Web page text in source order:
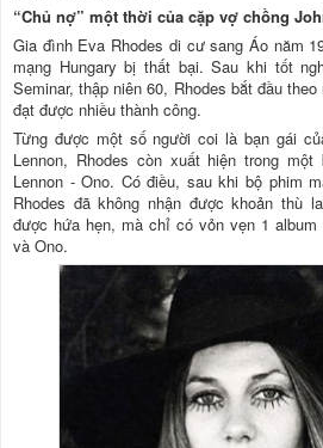
“Chủ nợ” một thời của cặp vợ chồng
Gia đình Eva Rhodes di cư sang Áo năm
mạng Hungary bị thất bại. Sau khi tốt
Seminar, thập niên 60, Rhodes bắt đầu
đạt được nhiều thành công.
Từng được một số người coi là bạn gái
Lennon, Rhodes còn xuất hiện trong
Lennon - Ono. Có điều, sau khi bộ phim
Rhodes đã không nhận được khoản thù
được hứa hẹn, mà chỉ có vỏn vẹn 1
và Ono.